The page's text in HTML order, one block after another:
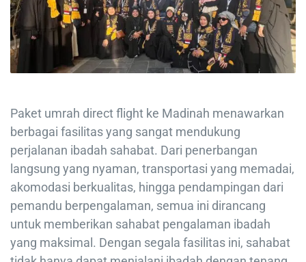
Paket umrah direct flight ke Madinah menawarkan
berbagai fasilitas yang sangat mendukung
perjalanan ibadah sahabat. Dari penerbangan
langsung yang nyaman, transportasi yang memadai,
akomodasi berkualitas, hingga pendampingan dari
pemandu berpengalaman, semua ini dirancang
untuk memberikan sahabat pengalaman ibadah
yang maksimal. Dengan segala fasilitas ini, sahabat